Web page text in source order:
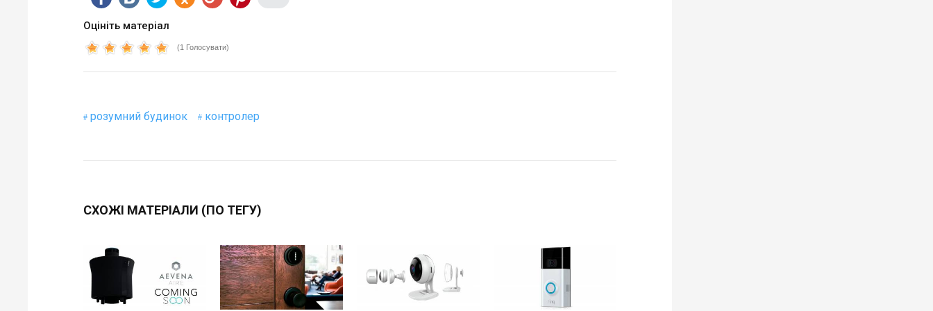
Оцініть матеріал
(1 Голосувати)
розумний будинок контролер
СХОЖІ МАТЕРІАЛИ (ПО ТЕГУ)